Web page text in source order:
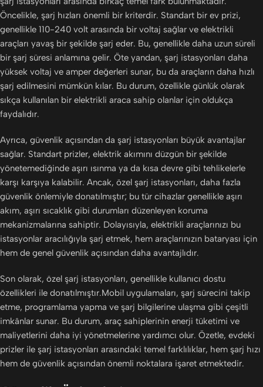
Öncelikle, şarj hızları önemli bir kriterdir. Standart bir ev prizi,
genellikle 110-240 volt arasında bir voltaj sağlar ve elektrikli
araçları yavaş bir şekilde şarj eder. Bu, genellikle daha uzun süreli
bir şarj süresi anlamına gelir. Öte yandan, şarj istasyonları daha
yüksek voltaj ve amper değerleri sunar, bu da araçların daha hızlı
şarj edilmesini mümkün kılar. Bu durum, özellikle günlük olarak
sıkça kullanılan bir elektrikli araca sahip olanlar için oldukça
faydalıdır.
Ayrıca, güvenlik açısından da şarj istasyonları büyük avantajlar
sağlar. Standart prizler, elektrik akımını düzgün bir şekilde
yönetemediğinde aşırı ısınma ya da kısa devre gibi tehlikelerle
karşı karşıya kalabilir. Ancak, özel şarj istasyonları, daha fazla
güvenlik önlemiyle donatılmıştır; bu tür cihazlar genellikle aşırı
akım, aşırı sıcaklık gibi durumları düzenleyen koruma
mekanizmalarına sahiptir. Dolayısıyla, elektrikli araçlarınızı bu
istasyonlar aracılığıyla şarj etmek, hem araçlarınızın bataryası için
hem de genel güvenlik açısından daha avantajlıdır.
Son olarak, özel şarj istasyonları, genellikle kullanıcı dostu
özellikleri ile donatılmıştır.Mobil uygulamaları, şarj sürecini takip
etme, programlama yapma ve şarj bilgilerine ulaşma gibi çeşitli
imkânlar sunar. Bu durum, araç sahiplerinin enerji tüketimi ve
maliyetlerini daha iyi yönetmelerine yardımcı olur. Özetle, evdeki
prizler ile şarj istasyonları arasındaki temel farklılıklar, hem şarj hızı
hem de güvenlik açısından önemli noktalara işaret etmektedir.